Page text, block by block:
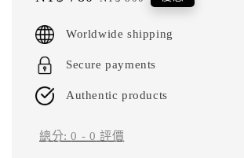
Worldwide shipping
Secure payments
Authentic products
總分:0 - 0 評價